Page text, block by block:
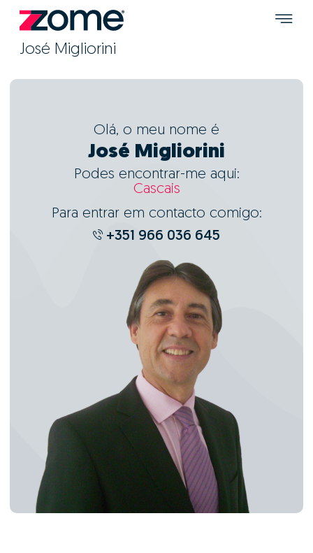
José Migliorini
Olá, o meu nome é
José Migliorini
Podes encontrar-me aqui:
Cascais
Para entrar em contacto comigo:
+351 966 036 645